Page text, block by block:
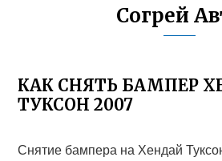
Согрей
КАК СНЯТЬ БАМПЕР
ТУКСОН 2007
Снятие бампера на Хендай